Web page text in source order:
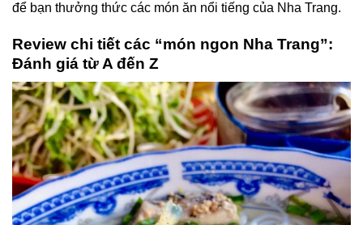
để bạn thưởng thức các món ăn nổi tiếng của Nha Trang.
Review chi tiết các “món ngon Nha Trang”:
Đánh giá từ A đến Z